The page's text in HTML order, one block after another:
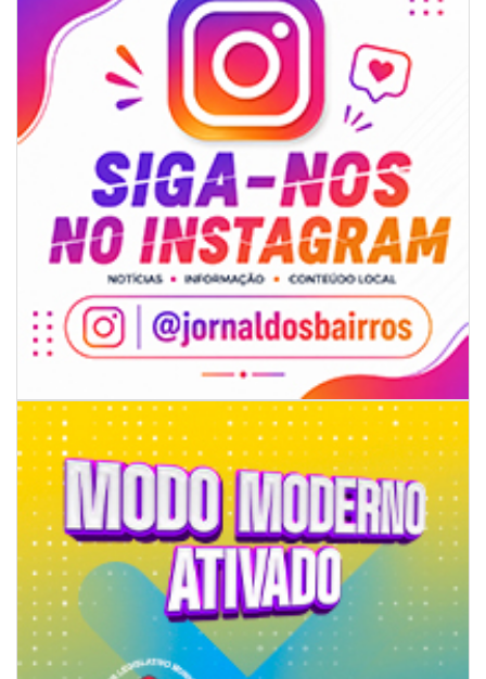
07/08/2026 | 18:12
Festa das Tradições Brasileiras reúne 4.145 pessoas na estreia, e
Reginaldo Sama sobe ao palco nesta sexta, às 19h
BALNEÁRIO CAMBORIÚ